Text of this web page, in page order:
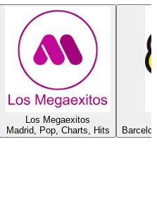
Los Megaexitos
Madrid, Pop, Charts, Hits